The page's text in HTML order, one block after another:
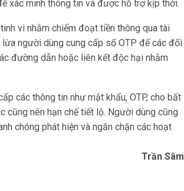
xác minh thông tin và được hỗ trợ kịp thời.
vi nhằm chiếm đoạt tiền thông qua tài
người dùng cung cấp số OTP để các đối
đường dẫn hoặc liên kết độc hại nhằm
các thông tin như mật khẩu, OTP, cho bất
cũng nên hạn chế tiết lộ. Người dùng cũng
chóng phát hiện và ngăn chặn các hoạt
Trần Sâm